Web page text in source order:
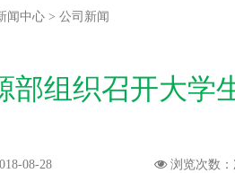
闻中心 > 公司新闻
部组织召开大学
08-28 浏览次数：